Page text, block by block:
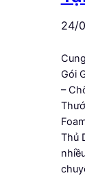
24/
Gói
–
Thủ